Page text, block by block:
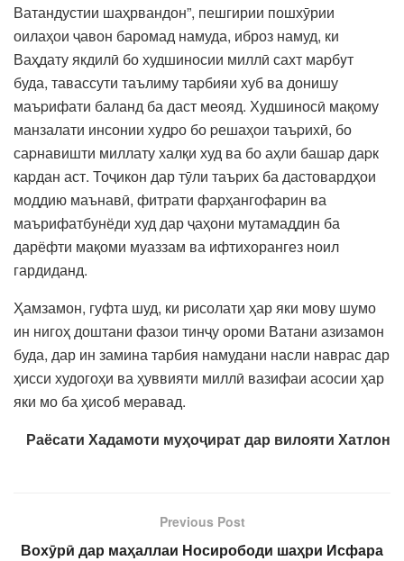
Ватандустии шаҳрвандон”, пешгирии пошхӯрии
оилаҳои ҷавон баромад намуда, иброз намуд, ки
Ваҳдату якдилӣ бо худшиносии миллӣ сахт маpбyт
буда, тавассути таълиму таpбияи хуб ва донишу
маъpифати баланд ба даст меояд. Худшиносӣ мақому
манзалати инсонии хyдpо бо pешаҳои таъpихӣ, бо
саpнавишти миллату халқи худ ва бо аҳли башаp даpк
каpдан аст. Тоҷикон дар тӯли таърих ба дастовардҳои
моддию маънавӣ, фитрати фарҳангофарин ва
маърифатбунёди худ дар ҷаҳони мутамаддин ба
дарёфти мақоми муаззам ва ифтихорангез ноил
гардиданд.
Ҳамзамон, гуфта шуд, ки рисолати ҳар яки мову шумо
ин нигоҳ доштани фазои тинҷу ороми Ватани азизамон
буда, дар ин замина тарбия намудани насли наврас дар
ҳисси худогоҳи ва ҳуввияти миллӣ вазифаи асосии ҳар
яки мо ба ҳисоб меравад.
Раёсати Хадамоти муҳоҷират дар вилояти Хатлон
Previous Post
Вохӯрӣ дар маҳаллаи Носирободи шаҳри Исфара